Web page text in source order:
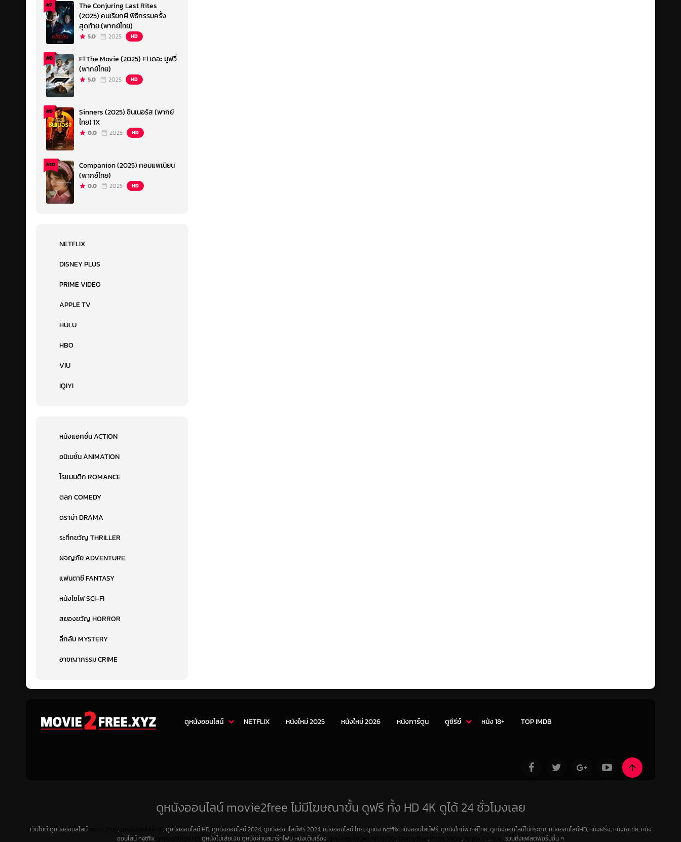
#7
The Conjuring Last Rites
(2025) คนเรียกผี พิธีกรรมครั้ง
สุดท้าย (พากย์ไทย)
5.0 2025 HD
#8
F1 The Movie (2025) F1 เดอะ มูฟวี่
(พากย์ไทย)
5.0 2025 HD
#9
Sinners (2025) ซินเนอร์ส (พากย์
ไทย) 1X
0.0 2025 HD
#10
Companion (2025) คอมแพเนียน
(พากย์ไทย)
0.0 2025 HD
NETFLIX
DISNEY PLUS
PRIME VIDEO
APPLE TV
HULU
HBO
VIU
IQIYI
หนังแอคชั่น ACTION
อนิเมชั่น ANIMATION
โรแมนติก ROMANCE
ตลก COMEDY
ดราม่า DRAMA
ระทึกขวัญ THRILLER
ผจญภัย ADVENTURE
แฟนตาซี FANTASY
หนังไซไฟ SCI-FI
สยองขวัญ HORROR
ลึกลับ MYSTERY
อาชญากรรม CRIME
ดูหนังออนไลน์ NETFLIX หนังใหม่ 2025 หนังใหม่ 2026 หนังการ์ตูน ดูซีรีย์ หนัง 18+ TOP IMDB
ดูหนังออนไลน์ movie2free ไม่มีโฆษณาขั้น ดูฟรี ทั้ง HD 4K ดูได้ 24 ชั่วโมงเลย
เว็บไซต์ ดูหนังออนลไลน์ ,
, ดูหนังออนไลน์ HD, ดูหนังออนไลน์ 2024, ดูหนังออนไลน์ฟรี 2024, หนังออนไลน์ ไทย, ดูหนัง netflix หนังออนไลน์ฟรี, ดูหนังใหม่พากย์ไทย, ดูหนังออนไลน์ไม่กระตุก, หนังออนไลน์HD, หนังฝรั่ง, หนังเอเชีย, หนัง
ออนไลน์ netflix
ดูหนังไม่เสียเงิน ดูหนังผ่านสมาร์ทโฟน หนังเต็มเรื่อง , , , , รวมถึงแฟลตฟอร์มอื่น ๆ